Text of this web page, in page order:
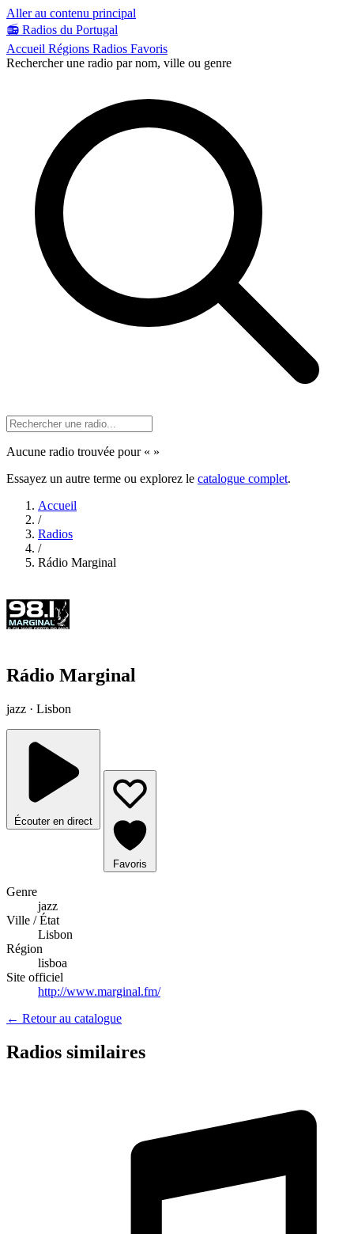
Aller au contenu principal
📻 Radios du Portugal
Accueil Régions Radios Favoris
Rechercher une radio par nom, ville ou genre
Aucune radio trouvée pour « »
Essayez un autre terme ou explorez le catalogue complet.
Accueil
/
Radios
/
Rádio Marginal
Rádio Marginal
jazz · Lisbon
Écouter en direct
Favoris
Genre
jazz
Ville / État
Lisbon
Région
lisboa
Site officiel
http://www.marginal.fm/
← Retour au catalogue
Radios similaires